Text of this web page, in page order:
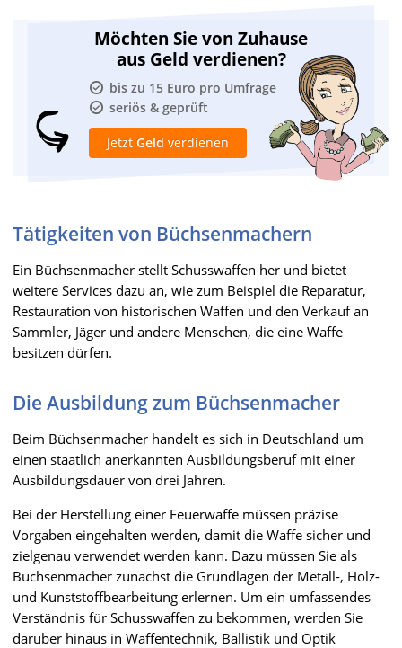
Möchten Sie von Zuhause
aus Geld verdienen?
bis zu 15 Euro pro Umfrage
seriös & geprüft
Jetzt Geld verdienen
Tätigkeiten von Büchsenmachern
Ein Büchsenmacher stellt Schusswaffen her und bietet
weitere Services dazu an, wie zum Beispiel die Reparatur,
Restauration von historischen Waffen und den Verkauf an
Sammler, Jäger und andere Menschen, die eine Waffe
besitzen dürfen.
Die Ausbildung zum Büchsenmacher
Beim Büchsenmacher handelt es sich in Deutschland um
einen staatlich anerkannten Ausbildungsberuf mit einer
Ausbildungsdauer von drei Jahren.
Bei der Herstellung einer Feuerwaffe müssen präzise
Vorgaben eingehalten werden, damit die Waffe sicher und
zielgenau verwendet werden kann. Dazu müssen Sie als
Büchsenmacher zunächst die Grundlagen der Metall-, Holz-
und Kunststoffbearbeitung erlernen. Um ein umfassendes
Verständnis für Schusswaffen zu bekommen, werden Sie
darüber hinaus in Waffentechnik, Ballistik und Optik